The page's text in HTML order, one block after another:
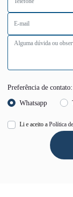
Preferência de contato:
Whatsapp
Li e aceito a Política